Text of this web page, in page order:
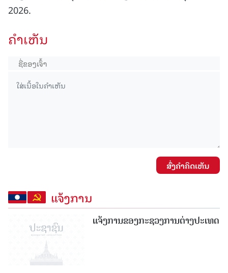
2026.
ຄໍາເຫັນ
ສົ່ງຄໍາຄິດເຫັນ
ແຈ້ງການ
ແຈ້ງການຂອງກະຊວງການຕ່າງປະເທດ